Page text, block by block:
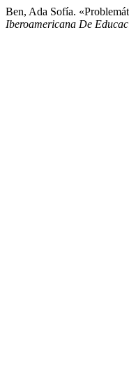
Ben, Ada Sofía.
Iberoamericana De